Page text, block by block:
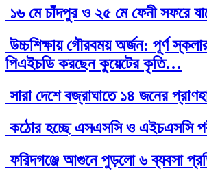
১৬ মে চাঁদপুর ও ২৫ মে ফেনী সফরে
উচ্চশিক্ষায় গৌরবময় অর্জন: পূর্ণ
পিএইচডি করছেন কুয়েটের কৃতি…
সারা দেশে বজ্রাঘাতে ১৪ জনের
কঠোর হচ্ছে এসএসসি ও এইচএসসি
ফরিদগঞ্জে আগুনে পুড়লো ৬ ব্যবসা